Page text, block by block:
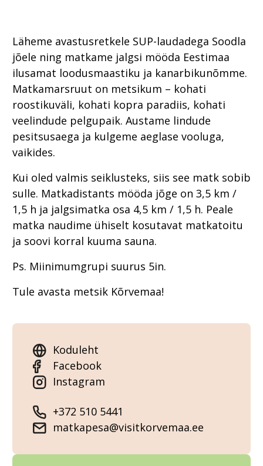
Läheme avastusretkele SUP-laudadega Soodla
jõele ning matkame jalgsi mööda Eestimaa
ilusamat loodusmaastiku ja kanarbikunõmme.
Matkamarsruut on metsikum – kohati
roostikuväli, kohati kopra paradiis, kohati
veelindude pelgupaik. Austame lindude
pesitsusaega ja kulgeme aeglase vooluga,
vaikides.
Kui oled valmis seiklusteks, siis see matk sobib
sulle. Matkadistants mööda jõge on 3,5 km /
1,5 h ja jalgsimatka osa 4,5 km / 1,5 h. Peale
matka naudime ühiselt kosutavat matkatoitu
ja soovi korral kuuma sauna.
Ps. Miinimumgrupi suurus 5in.
Tule avasta metsik Kõrvemaa!
Koduleht
Facebook
Instagram
+372 510 5441
matkapesa@visitkorvemaa.ee